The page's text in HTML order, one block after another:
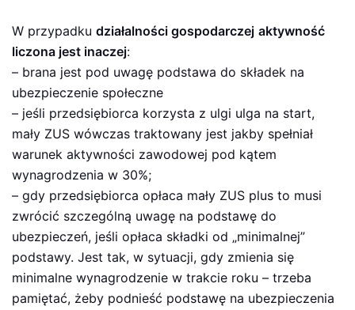
W przypadku działalności gospodarczej aktywność
liczona jest inaczej:
– brana jest pod uwagę podstawa do składek na
ubezpieczenie społeczne
– jeśli przedsiębiorca korzysta z ulgi ulga na start,
mały ZUS wówczas traktowany jest jakby spełniał
warunek aktywności zawodowej pod kątem
wynagrodzenia w 30%;
– gdy przedsiębiorca opłaca mały ZUS plus to musi
zwrócić szczególną uwagę na podstawę do
ubezpieczeń, jeśli opłaca składki od „minimalnej”
podstawy. Jest tak, w sytuacji, gdy zmienia się
minimalne wynagrodzenie w trakcie roku – trzeba
pamiętać, żeby podnieść podstawę na ubezpieczenia